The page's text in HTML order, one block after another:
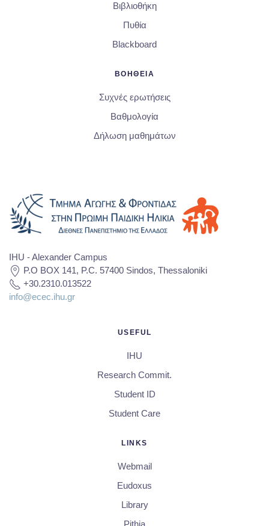
Βιβλιοθήκη
Πυθία
Blackboard
ΒΟΗΘΕΙΑ
Συχνές ερωτήσεις
Βαθμολογία
Δήλωση μαθημάτων
IHU - Alexander Campus
P.O BOX 141, P.C. 57400 Sindos, Thessaloniki
+30.2310.013522
info@ecec.ihu.gr
USEFUL
IHU
Research Commit.
Student ID
Student Care
LINKS
Webmail
Eudoxus
Library